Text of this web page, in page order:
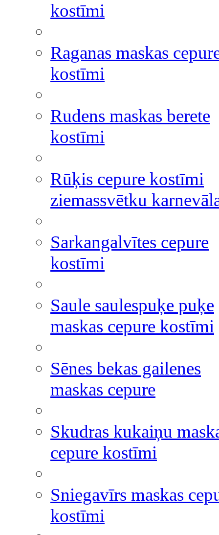
kostīmi
Raganas maskas
kostīmi
Rudens maskas berete
kostīmi
Rūķis cepure kostīmi
ziemassvētku
Sarkangalvītes cepure
kostīmi
Saule saulespuķe puķe
maskas cepure kostīmi
Sēnes bekas gailenes
maskas cepure
Skudras kukaiņu
cepure kostīmi
Sniegavīrs maskas
kostīmi